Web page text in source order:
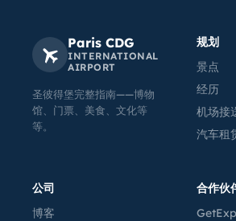
Paris CDG
INTERNATIONAL
AIRPORT
圣彼得堡完整指南——博物
馆、门票、美食、文化等
等。
规划
景点
经历
机场接
汽车租
公司
博客
合作伙